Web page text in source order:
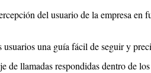
del usuario de la empresa en
una guía fácil de seguir y
de llamadas respondidas dentro de